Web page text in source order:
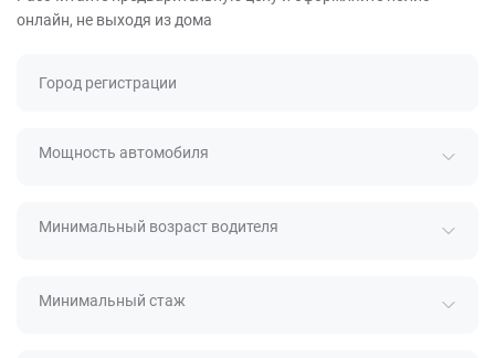
онлайн, не выходя из дома
Город регистрации
Мощность автомобиля
Минимальный возраст водителя
Минимальный стаж